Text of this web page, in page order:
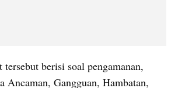
berisi soal pengamanan,
Ancaman, Gangguan, Hambatan,